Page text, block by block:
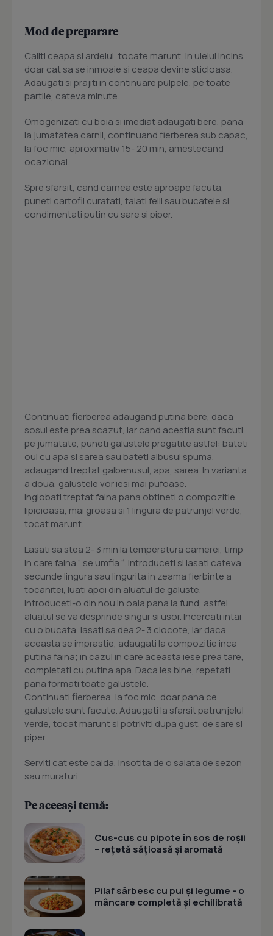
Mod de preparare
Caliti ceapa si ardeiul, tocate marunt, in uleiul incins,
doar cat sa se inmoaie si ceapa devine sticloasa.
Adaugati si prajiti in continuare pulpele, pe toate
partile, cateva minute.
Omogenizati cu boia si imediat adaugati bere, pana
la jumatatea carnii, continuand fierberea sub capac,
la foc mic, aproximativ 15- 20 min, amestecand
ocazional.
Spre sfarsit, cand carnea este aproape facuta,
puneti cartofii curatati, taiati felii sau bucatele si
condimentati putin cu sare si piper.
Continuati fierberea adaugand putina bere, daca
sosul este prea scazut, iar cand acestia sunt facuti
pe jumatate, puneti galustele pregatite astfel: bateti
oul cu apa si sarea sau bateti albusul spuma,
adaugand treptat galbenusul, apa, sarea. In varianta
a doua, galustele vor iesi mai pufoase.
Inglobati treptat faina pana obtineti o compozitie
lipicioasa, mai groasa si 1 lingura de patrunjel verde,
tocat marunt.
Lasati sa stea 2- 3 min la temperatura camerei, timp
in care faina “ se umfla “. Introduceti si lasati cateva
secunde lingura sau lingurita in zeama fierbinte a
tocanitei, luati apoi din aluatul de galuste,
introduceti-o din nou in oala pana la fund, astfel
aluatul se va desprinde singur si usor. Incercati intai
cu o bucata, lasati sa dea 2- 3 clocote, iar daca
aceasta se imprastie, adaugati la compozitie inca
putina faina; in cazul in care aceasta iese prea tare,
completati cu putina apa. Daca ies bine, repetati
pana formati toate galustele.
Continuati fierberea, la foc mic, doar pana ce
galustele sunt facute. Adaugati la sfarsit patrunjelul
verde, tocat marunt si potriviti dupa gust, de sare si
piper.
Serviti cat este calda, insotita de o salata de sezon
sau muraturi.
Pe aceeași temă:
Cus-cus cu pipote în sos de roșii
– rețetă sățioasă și aromată
Pilaf sârbesc cu pui și legume - o
mâncare completă și echilibrată